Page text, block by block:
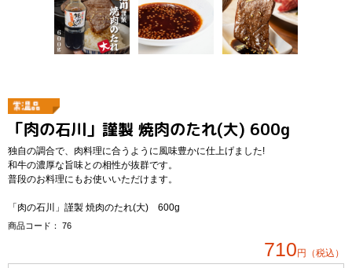
「肉の石川」謹製 焼肉のたれ(大) 600g
独自の調合で、肉料理に合うように風味豊かに仕上げました!
和牛の濃厚な旨味との相性が抜群です。
普段のお料理にもお使いいただけます。
「肉の石川」謹製 焼肉のたれ(大) 600g
商品コード： 76
710 円（税込）